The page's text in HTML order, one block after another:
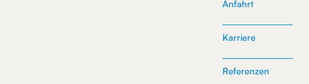
Anfahrt
Karriere
Referenzen